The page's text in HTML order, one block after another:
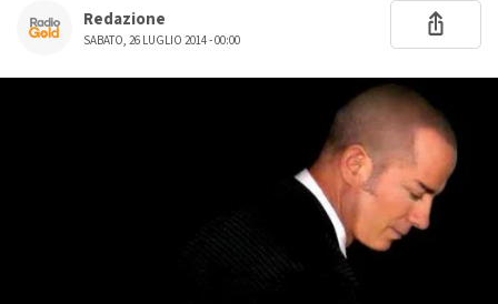
Redazione
SABATO, 26 LUGLIO 2014 - 00:00